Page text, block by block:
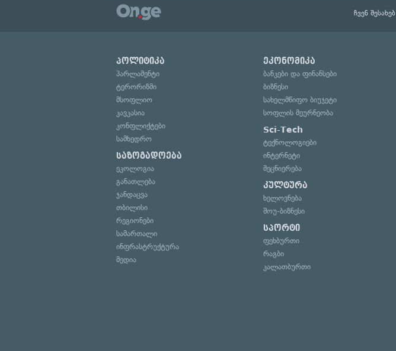
ჩვენ შესახებ
პოლიტიკა
პარლამენტი
ტერორიზმი
მსოფლიო
კავკასია
კონფლიქტები
სამხედრო
საზოგადოება
ეკოლოგია
განათლება
ჯანდაცვა
თბილისი
რეგიონები
სამართალი
ინფრასტრუქტურა
მედია
ეკონომიკა
ბანკები და ფინანსები
ბიზნესი
სახელმწიფო ბიუჯეტი
სოფლის მეურნეობა
Sci-Tech
ტექნოლოგიები
ინტერნეტი
მეცნიერება
კულტურა
ხელოვნება
შოუ-ბიზნესი
სპორტი
ფეხბურთი
რაგბი
კალათბურთი